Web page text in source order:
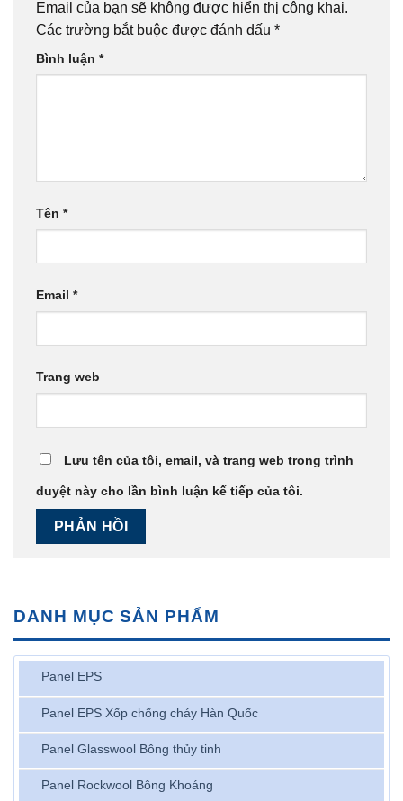
DANH MỤC SẢN PHẨM
Panel EPS
Panel EPS Xốp chống cháy Hàn Quốc
Panel Glasswool Bông thủy tinh
Panel Rockwool Bông Khoáng
Email của bạn sẽ không được hiển thị công khai.
Các trường bắt buộc được đánh dấu *
Bình luận *
Tên *
Email *
Trang web
Lưu tên của tôi, email, và trang web trong trình
duyệt này cho lần bình luận kế tiếp của tôi.